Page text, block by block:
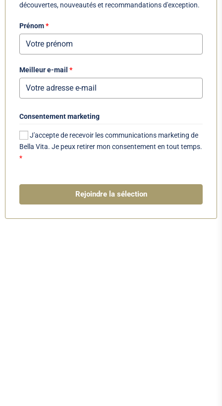
découvertes, nouveautés et recommandations d'exception.
Prénom*
Meilleur e-mail *
Consentement marketing
J'accepte de recevoir les communications marketing de
Bella Vita. Je peux retirer mon consentement en tout temps.
*
Rejoindre la sélection